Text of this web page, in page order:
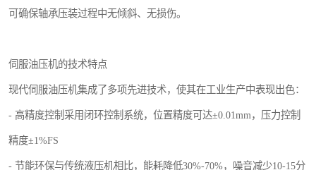
可确保轴承压装过程中无倾斜、无损伤。
伺服油压机的技术特点
现代伺服油压机集成了多项先进技术，使其在工业生产中表现出色：
- 高精度控制采用闭环控制系统，位置精度可达±0.01mm，压力控制
精度±1%FS
- 节能环保与传统液压机相比，能耗降低30%-70%，噪音减少10-15分